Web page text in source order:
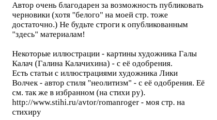
Автор очень благодарен за возможность публиковать
черновики (хотя "белого" на моей стр. тоже
достаточно.) Не будьте строги к опубликованным
"здесь" материалам!
Некоторые иллюстрации - картины художника Галы
Калач (Галина Калачихина) - с её одобрения.
Есть статьи с иллюстрациями художника Лики
Волчек - автор стиля "неолитизм" - с её одобрения. Её
см. так же в избранном (на стихи ру).
http://www.stihi.ru/avtor/romanroger - моя стр. на
стихиру